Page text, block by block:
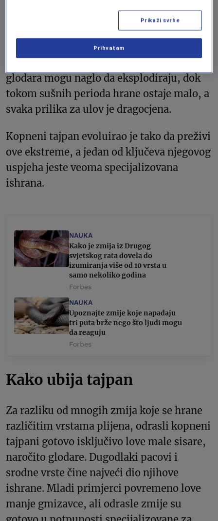
Život u ovom okruženju funkcioniše kroz
takozvane cikluse naglog rasta i
propadanja. Nakon obilnih kiša populacije
glodara mogu naglo da eksplodiraju, dok
tokom sušnih perioda hrane ostaje malo, a
svaka prilika za ulov je dragocjena.
Kopneni tajpan evoluirao je tako da preživi
ove ekstreme, a jedan od ključeva njegovog
uspjeha jeste veoma specijalizovana
ishrana.
NAUKA
Kako je zmija iz Drugog
svjetskog rata dovela do
izumiranja više od 10 vrsta u
samo nekoliko godina
Forbes
NAUKA
Upoznajte zmije koje napadaju
tri puta brže nego što ljudi mogu
da reaguju
Forbes
Kako ubija tajpan
Za razliku od mnogih zmija koje se hrane
različitim vrstama plijena, odrasli kopneni
tajpani gotovo isključivo love male sisare,
naročito glodare. Dugodlaki pacovi i
srodne vrste čine najveći dio njihove
ishrane. Mladi primjerci povremeno love
manje gmizavce, ali odrasle zmije su
Prikaži svrhe
Prihvatam